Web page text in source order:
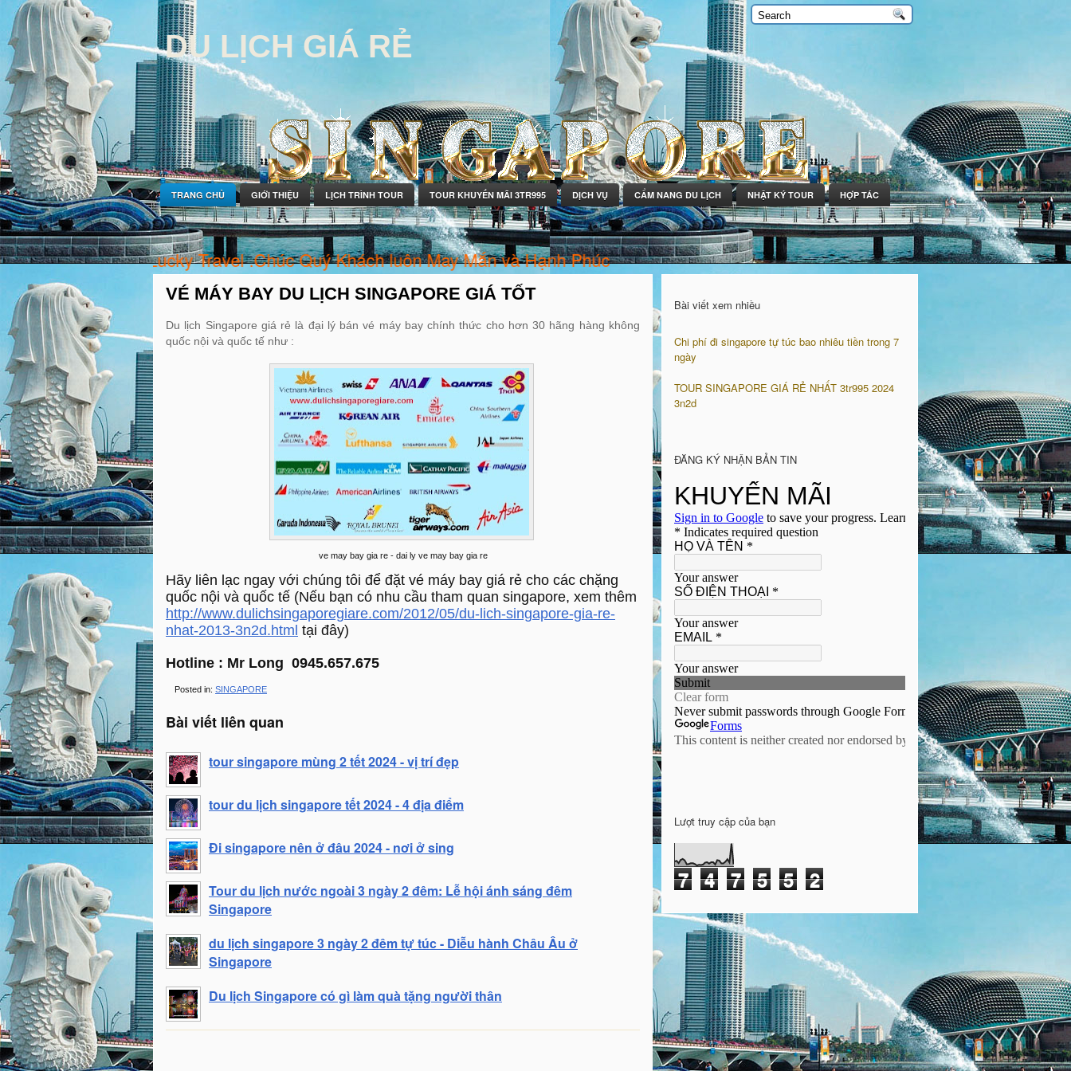
DU LỊCH GIÁ RẺ
TRANG CHỦ GIỚI THIỆU LỊCH TRÌNH TOUR TOUR KHUYẾN MÃI 3TR995 DỊCH VỤ CẨM NANG DU LỊCH NHẬT KÝ TOUR HỢP TÁC
với Happy & Lucky Travel .Chúc Quý Khách luôn May Mắn và Hạnh Phúc
VÉ MÁY BAY DU LỊCH SINGAPORE GIÁ TỐT
Du lịch Singapore giá rẻ là đại lý bán vé máy bay chính thức cho hơn 30 hãng hàng không
quốc nội và quốc tế như :
ve may bay gia re - dai ly ve may bay gia re
Hãy liên lạc ngay với chúng tôi để đặt vé máy bay giá rẻ cho các chặng
quốc nội và quốc tế (Nếu bạn có nhu cầu tham quan singapore, xem thêm
http://www.dulichsingaporegiare.com/2012/05/du-lich-singapore-gia-re-
nhat-2013-3n2d.html tại đây)
Hotline : Mr Long 0945.657.675
Posted in: SINGAPORE
Bài viết liên quan
tour singapore mùng 2 tết 2024 - vị trí đẹp
tour du lịch singapore tết 2024 - 4 địa điểm
Đi singapore nên ở đâu 2024 - nơi ở sing
Tour du lịch nước ngoài 3 ngày 2 đêm: Lễ hội ánh sáng đêm
Singapore
du lịch singapore 3 ngày 2 đêm tự túc - Diễu hành Châu Âu ở
Singapore
Du lịch Singapore có gì làm quà tặng người thân
Bài viết xem nhiều
Chi phí đi singapore tự túc bao nhiêu tiền trong 7
ngày
TOUR SINGAPORE GIÁ RẺ NHẤT 3tr995 2024
3n2d
ĐĂNG KÝ NHẬN BẢN TIN
Lượt truy cập của bạn
7 4 7 5 5 2